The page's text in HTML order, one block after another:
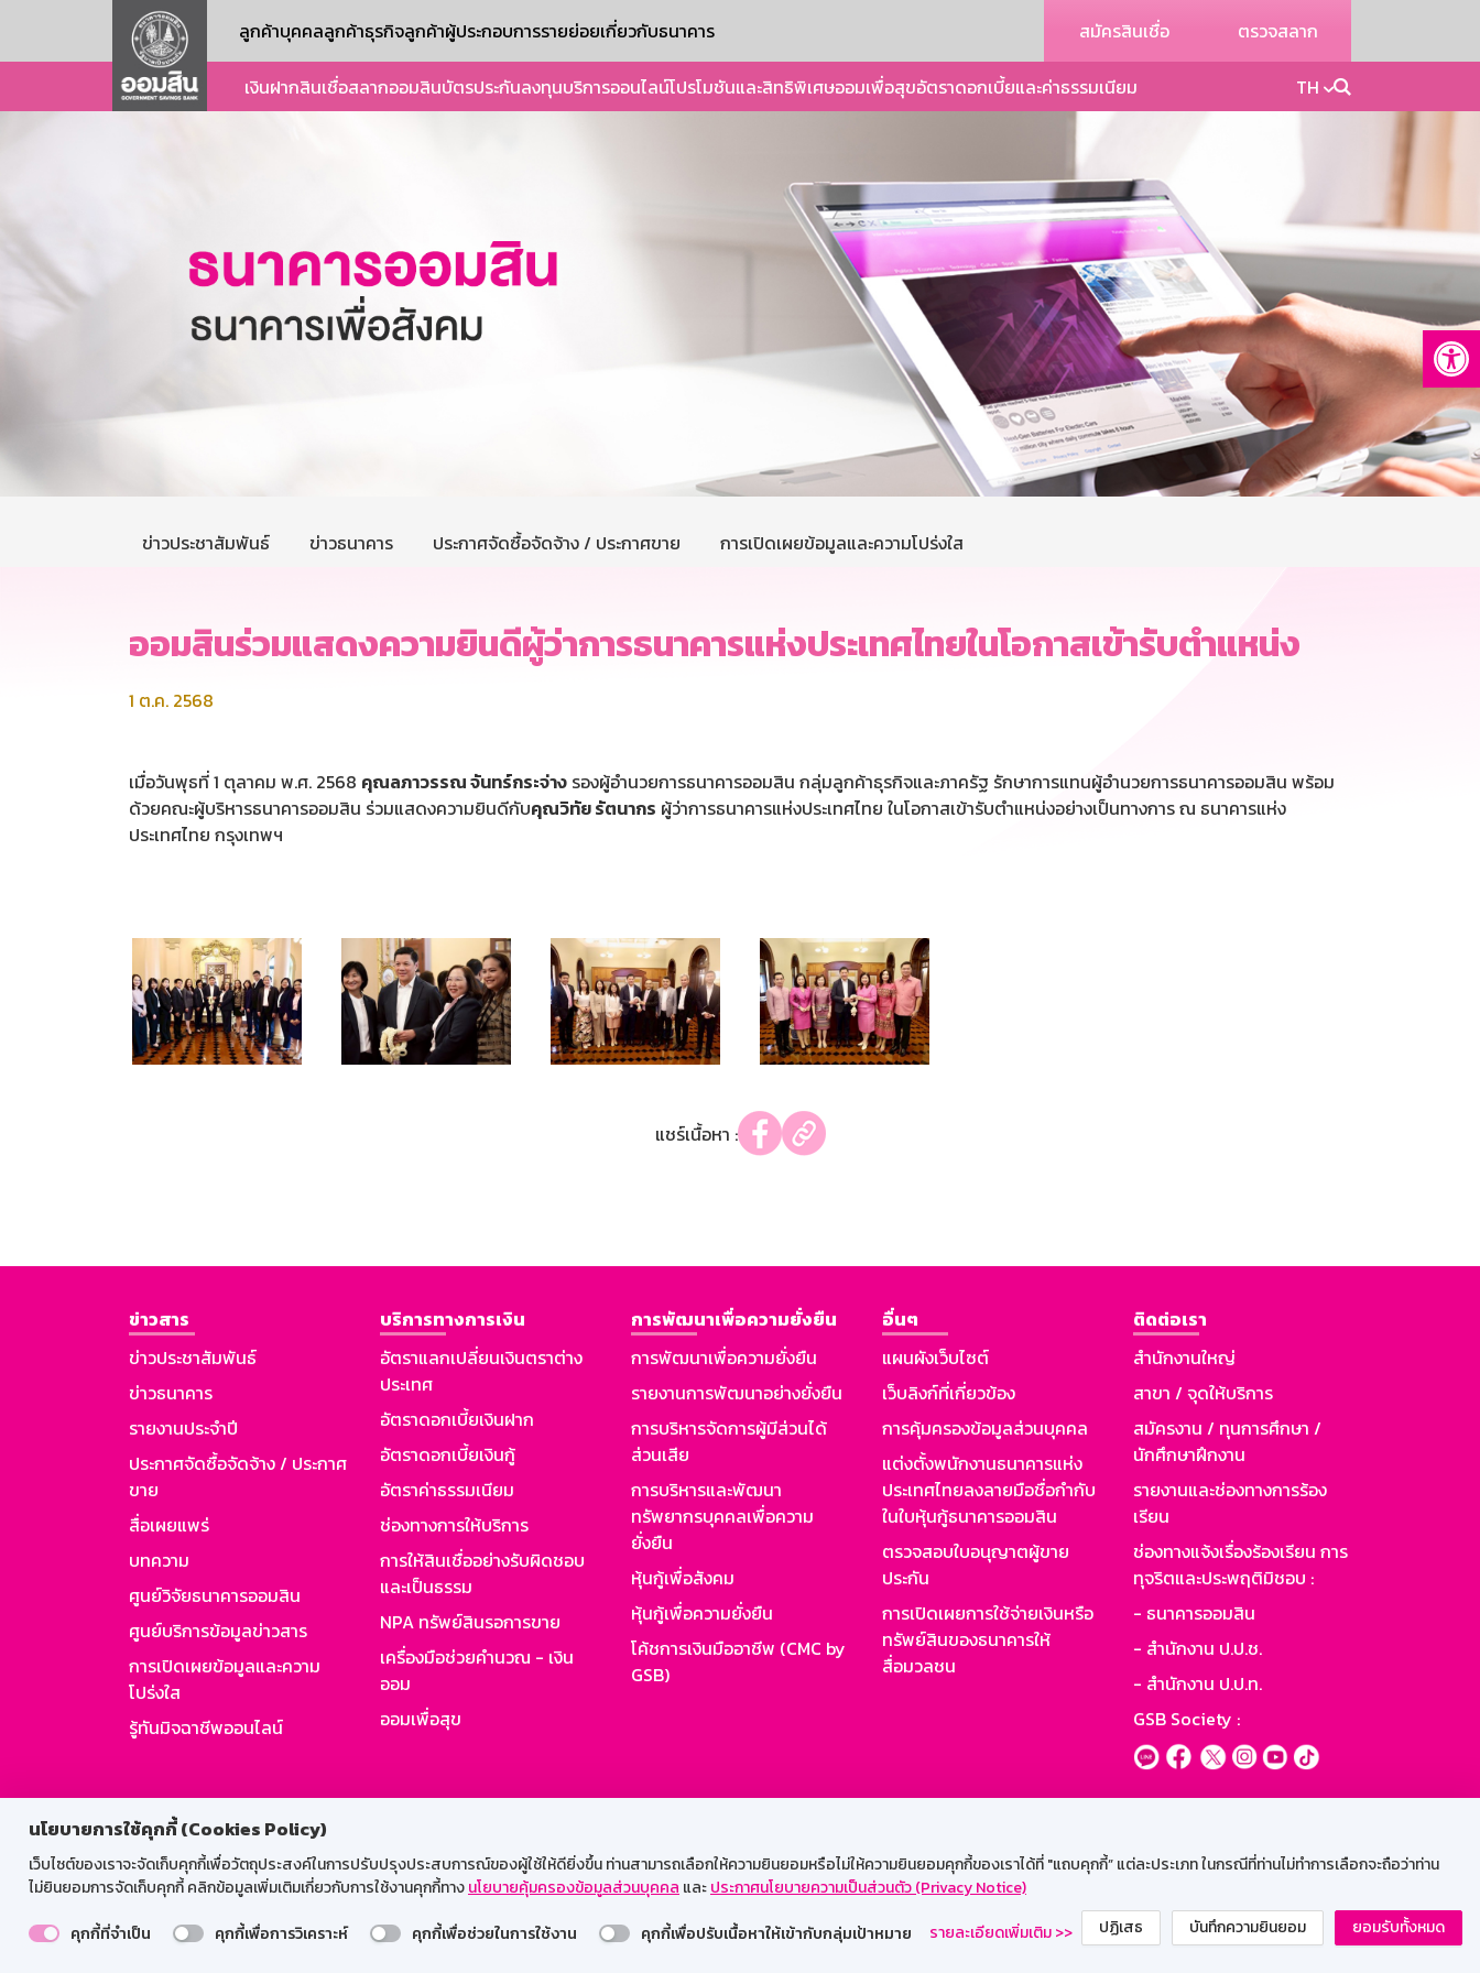
นโยบายการใช้คุกกี้ (Cookies Policy)
เว็บไซต์ของเราจะจัดเก็บคุกกี้เพื่อวัตถุประสงค์ในการปรับปรุงประสบการณ์ของผู้ใช้ให้ดียิ่งขึ้น ท่านสามารถเลือกให้ความยินยอมหรือไม่ให้ความยินยอมคุกกี้ของเราได้ที่ "แถบคุกกี้” แต่ละประเภท ในกรณีที่ท่านไม่ทำการเลือกจะถือว่าท่าน
ไม่ยินยอมการจัดเก็บคุกกี้ คลิกข้อมูลเพิ่มเติมเกี่ยวกับการใช้งานคุกกี้ทางนโยบายคุ้มครองข้อมูลส่วนบุคคล และประกาศนโยบายความเป็นส่วนตัว (Privacy Notice)
คุกกี้ที่จำเป็น
คุกกี้เพื่อการวิเคราะห์ คุกกี้เพื่อช่วยในการใช้งาน คุกกี้เพื่อปรับเนื้อหาให้เข้ากับกลุ่มเป้าหมาย รายละเอียดเพิ่มเติม >> ปฏิเสธ บันทึกความยินยอม ยอมรับทั้งหมด
ลูกค้าบุคคลลูกค้าธุรกิจลูกค้าผู้ประกอบการรายย่อยเกี่ยวกับธนาคาร สมัครสินเชื่อ ตรวจสลาก
เงินฝากสินเชื่อสลากออมสินบัตรประกันลงทุนบริการออนไลน์โปรโมชันและสิทธิพิเศษออมเพื่อสุขอัตราดอกเบี้ยและค่าธรรมเนียม TH
ข่าวประชาสัมพันธ์ ข่าวธนาคาร ประกาศจัดซื้อจัดจ้าง / ประกาศขาย การเปิดเผยข้อมูลและความโปร่งใส
ออมสินร่วมแสดงความยินดีผู้ว่าการธนาคารแห่งประเทศไทยในโอกาสเข้ารับตำแหน่ง
1 ต.ค. 2568
เมื่อวันพุธที่ 1 ตุลาคม พ.ศ. 2568 คุณลภาวรรณ จันทร์กระจ่าง รองผู้อำนวยการธนาคารออมสิน กลุ่มลูกค้าธุรกิจและภาครัฐ รักษาการแทนผู้อำนวยการธนาคารออมสิน พร้อม
ด้วยคณะผู้บริหารธนาคารออมสิน ร่วมแสดงความยินดีกับคุณวิทัย รัตนากร ผู้ว่าการธนาคารแห่งประเทศไทย ในโอกาสเข้ารับตำแหน่งอย่างเป็นทางการ ณ ธนาคารแห่ง
ประเทศไทย กรุงเทพฯ
แชร์เนื้อหา :
ข่าวสาร
ข่าวประชาสัมพันธ์
ข่าวธนาคาร
รายงานประจำปี
ประกาศจัดซื้อจัดจ้าง / ประกาศ
ขาย
สื่อเผยแพร่
บทความ
ศูนย์วิจัยธนาคารออมสิน
ศูนย์บริการข้อมูลข่าวสาร
การเปิดเผยข้อมูลและความ
โปร่งใส
รู้ทันมิจฉาชีพออนไลน์
บริการทางการเงิน
อัตราแลกเปลี่ยนเงินตราต่าง
ประเทศ
อัตราดอกเบี้ยเงินฝาก
อัตราดอกเบี้ยเงินกู้
อัตราค่าธรรมเนียม
ช่องทางการให้บริการ
การให้สินเชื่ออย่างรับผิดชอบ
และเป็นธรรม
NPA ทรัพย์สินรอการขาย
เครื่องมือช่วยคำนวณ - เงิน
ออม
ออมเพื่อสุข
การพัฒนาเพื่อความยั่งยืน
การพัฒนาเพื่อความยั่งยืน
รายงานการพัฒนาอย่างยั่งยืน
การบริหารจัดการผู้มีส่วนได้
ส่วนเสีย
การบริหารและพัฒนา
ทรัพยากรบุคคลเพื่อความ
ยั่งยืน
หุ้นกู้เพื่อสังคม
หุ้นกู้เพื่อความยั่งยืน
โค้ชการเงินมืออาชีพ (CMC by
GSB)
อื่นๆ
แผนผังเว็บไซต์
เว็บลิงก์ที่เกี่ยวข้อง
การคุ้มครองข้อมูลส่วนบุคคล
แต่งตั้งพนักงานธนาคารแห่ง
ประเทศไทยลงลายมือชื่อกำกับ
ในใบหุ้นกู้ธนาคารออมสิน
ตรวจสอบใบอนุญาตผู้ขาย
ประกัน
การเปิดเผยการใช้จ่ายเงินหรือ
ทรัพย์สินของธนาคารให้
สื่อมวลชน
ติดต่อเรา
สำนักงานใหญ่
สาขา / จุดให้บริการ
สมัครงาน / ทุนการศึกษา /
นักศึกษาฝึกงาน
รายงานและช่องทางการร้อง
เรียน
ช่องทางแจ้งเรื่องร้องเรียน การ
ทุจริตและประพฤติมิชอบ :
- ธนาคารออมสิน
- สำนักงาน ป.ป.ช.
- สำนักงาน ป.ป.ท.
GSB Society :
รองรับการใช้งานได้ดีบนเว็บบราวเซอร์